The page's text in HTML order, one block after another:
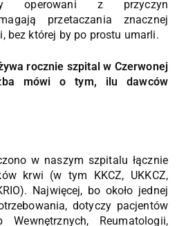
operowani z przyczyn
przetaczania znacznej
bez której by po prostu umarli.
rocznie szpital w Czerwonej
mówi o tym, ilu dawców
w naszym szpitalu łącznie
krwi (w tym KKCZ, UKKCZ,
Najwięcej, bo około jednej
dotyczy pacjentów
Wewnętrznych, Reumatologii,